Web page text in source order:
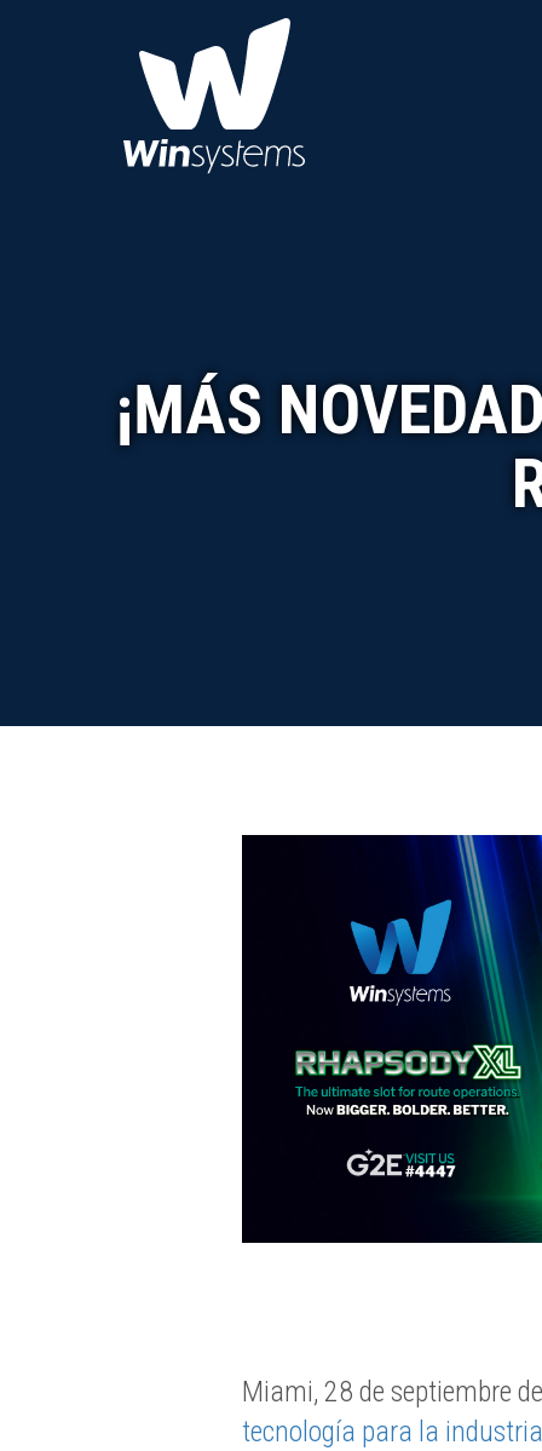
¡MÁS
Miami, 28 de septiembre
tecnología para la